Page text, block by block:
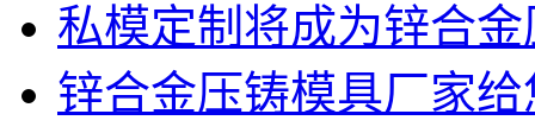
私模定制将成为锌合
锌合金压铸模具厂家